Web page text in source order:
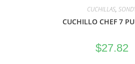
CUCHILLAS,
CUCHILLO CHEF 7
$27.82